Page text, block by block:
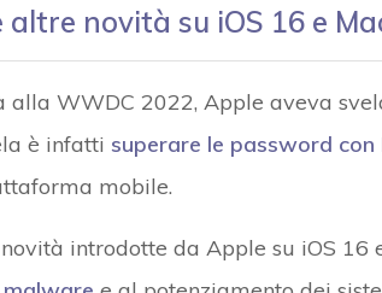
altre novità su iOS 16 e
alla WWDC 2022, Apple aveva
è infatti superare le password con
mobile.
introdotte da Apple su iOS 16